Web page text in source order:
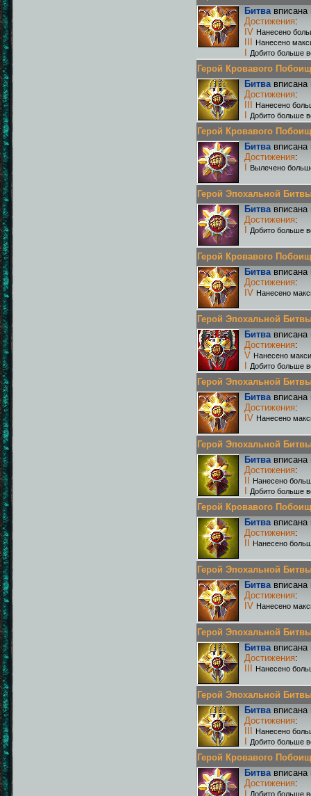
Битвавписана
Достижения:
IV Нанесено
Нанесено
Добито больше
Герой Кровавого
Битвавписана
Достижения:
Нанесено
Добито больше
Герой Кровавого
Битвавписана
Достижения:
Вылечено
Герой Эпохальной
Битвавписана
Достижения:
Добито больше
Герой Кровавого
Битвавписана
Достижения:
IV Нанесено
Герой Эпохальной
Битвавписана
Достижения:
V Нанесено
Добито больше
Герой Эпохальной
Битвавписана
Достижения:
IV Нанесено
Герой Эпохальной
Битвавписана
Достижения:
Нанесено
Добито больше
Герой Кровавого
Битвавписана
Достижения:
Нанесено
Герой Эпохальной
Битвавписана
Достижения:
IV Нанесено
Герой Эпохальной
Битвавписана
Достижения:
Нанесено
Герой Эпохальной
Битвавписана
Достижения:
Нанесено
Добито больше
Герой Кровавого
Битвавписана
Достижения:
Добито больше